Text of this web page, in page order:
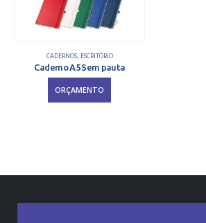
CADERNOS, ESCRITÓRIO
Caderno A5 Sem pauta
ORÇAMENTO